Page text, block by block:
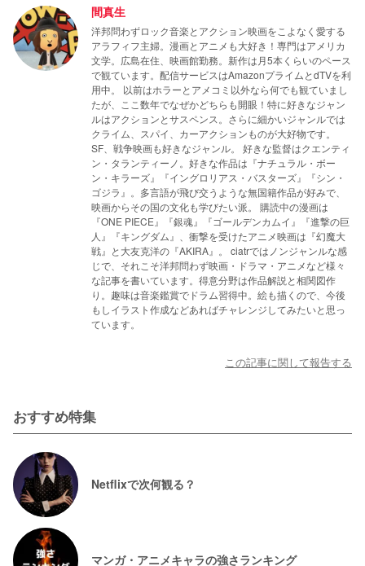
間真生
洋邦問わずロック音楽とアクション映画をこよなく愛する
アラフィフ主婦。漫画とアニメも大好き！専門はアメリカ
文学。広島在住、映画館勤務。新作は月5本くらいのペース
で観ています。配信サービスはAmazonプライムとdTVを利
用中。 以前はホラーとアメコミ以外なら何でも観ていまし
たが、ここ数年でなぜかどちらも開眼！特に好きなジャン
ルはアクションとサスペンス。さらに細かいジャンルでは
クライム、スパイ、カーアクションものが大好物です。
SF、戦争映画も好きなジャンル。 好きな監督はクエンティ
ン・タランティーノ。好きな作品は『ナチュラル・ボー
ン・キラーズ』『イングロリアス・バスターズ』『シン・
ゴジラ』。多言語が飛び交うような無国籍作品が好みで、
映画からその国の文化も学びたい派。 購読中の漫画は
『ONE PIECE』『銀魂』『ゴールデンカムイ』『進撃の巨
人』『キングダム』、衝撃を受けたアニメ映画は『幻魔大
戦』と大友克洋の『AKIRA』。 ciatrではノンジャンルな感
じで、それこそ洋邦問わず映画・ドラマ・アニメなど様々
な記事を書いています。得意分野は作品解説と相関図作
り。趣味は音楽鑑賞でドラム習得中。絵も描くので、今後
もしイラスト作成などあればチャレンジしてみたいと思っ
ています。
この記事に関して報告する
おすすめ特集
Netflixで次何観る？
マンガ・アニメキャラの強さランキング